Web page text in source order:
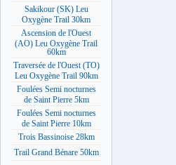
Sakikour (SK) Leu
Oxygène Trail 30km
Ascension de l'Ouest
(AO) Leu Oxygène Trail
60km
Traversée de l'Ouest (TO)
Leu Oxygène Trail 90km
Foulées Semi nocturnes
de Saint Pierre 5km
Foulées Semi nocturnes
de Saint Pierre 10km
Trois Bassinoise 28km
Trail Grand Bénare 50km